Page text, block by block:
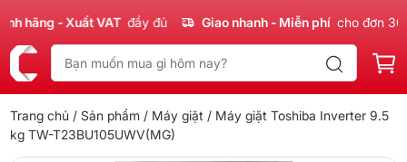
- Xuất VAT đầy đủ Giao nhanh - Miễn phí cho đơn 300k
Trang chủ / Sản phẩm / Máy giặt / Máy giặt Toshiba Inverter 9.5
kg TW-T23BU105UWV(MG)